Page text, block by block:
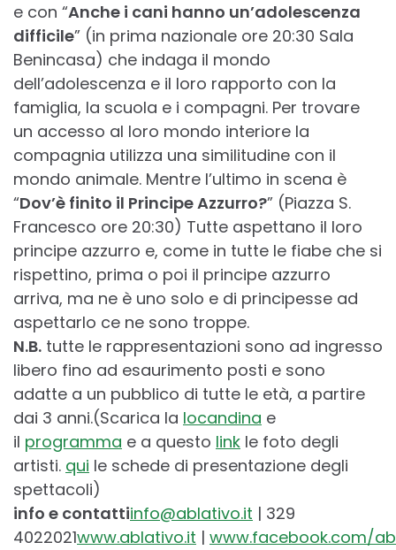
e con “Anche i cani hanno un’adolescenza
difficile” (in prima nazionale ore 20:30 Sala
Benincasa) che indaga il mondo
dell’adolescenza e il loro rapporto con la
famiglia, la scuola e i compagni. Per trovare
un accesso al loro mondo interiore la
compagnia utilizza una similitudine con il
mondo animale. Mentre l’ultimo in scena è
“Dov’è finito il Principe Azzurro?” (Piazza S.
Francesco ore 20:30) Tutte aspettano il loro
principe azzurro e, come in tutte le fiabe che si
rispettino, prima o poi il principe azzurro
arriva, ma ne è uno solo e di principesse ad
aspettarlo ce ne sono troppe.
N.B. tutte le rappresentazioni sono ad ingresso
libero fino ad esaurimento posti e sono
adatte a un pubblico di tutte le età, a partire
dai 3 anni.(Scarica la locandina e
il programma e a questo link le foto degli
artisti. qui le schede di presentazione degli
spettacoli)
info e contattiinfo@ablativo.it | 329
4022021www.ablativo.it | www.facebook.com/